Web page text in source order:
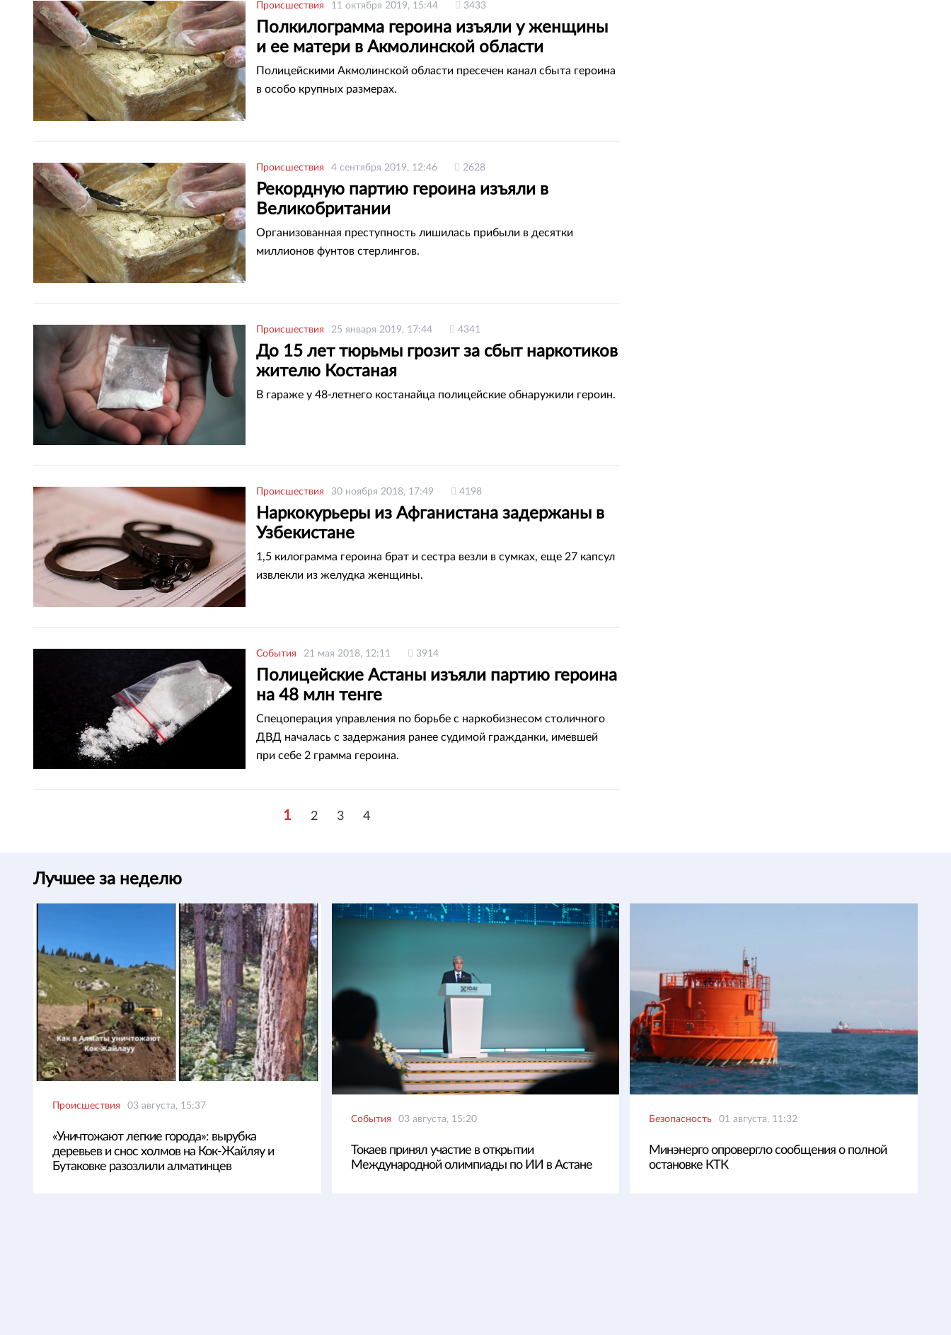
Происшествия 11 октября 2019, 15:44 3433
Полкилограмма героина изъяли у женщины
и ее матери в Акмолинской области
Полицейскими Акмолинской области пресечен канал сбыта героина
в особо крупных размерах.
Происшествия 4 сентября 2019, 12:46 2628
Рекордную партию героина изъяли в
Великобритании
Организованная преступность лишилась прибыли в десятки
миллионов фунтов стерлингов.
Происшествия 25 января 2019, 17:44 4341
До 15 лет тюрьмы грозит за сбыт наркотиков
жителю Костаная
В гараже у 48-летнего костанайца полицейские обнаружили героин.
Происшествия 30 ноября 2018, 17:49 4198
Наркокурьеры из Афганистана задержаны в
Узбекистане
1,5 килограмма героина брат и сестра везли в сумках, еще 27 капсул
извлекли из желудка женщины.
События 21 мая 2018, 12:11 3914
Полицейские Астаны изъяли партию героина
на 48 млн тенге
Спецоперация управления по борьбе с наркобизнесом столичного
ДВД началась с задержания ранее судимой гражданки, имевшей
при себе 2 грамма героина.
1 2 3 4
Лучшее за неделю
Происшествия 03 августа, 15:37
«Уничтожают легкие города»: вырубка
деревьев и снос холмов на Кок-Жайляу и
Бутаковке разозлили алматинцев
События 03 августа, 15:20
Токаев принял участие в открытии
Международной олимпиады по ИИ в Астане
Безопасность 01 августа, 11:32
Минэнерго опровергло сообщения о полной
остановке КТК